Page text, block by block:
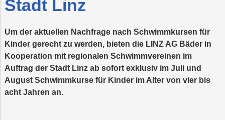
Photovoltaik
E-
Mobilität
Wärme
Fitness
Kurse
Grottenbahn
Pöstlingbergbahn
Trauer
PLUS24
Abschied
Online-
Projekte
LINZ
Stadt Linz
Um der aktuellen Nachfrage nach Schwimmkursen für
Kinder gerecht zu werden, bieten die LINZ AG Bäder in
Kooperation mit regionalen Schwimmvereinen im
Auftrag der Stadt Linz ab sofort exklusiv im Juli und
August Schwimmkurse für Kinder im Alter von vier bis
acht Jahren an.